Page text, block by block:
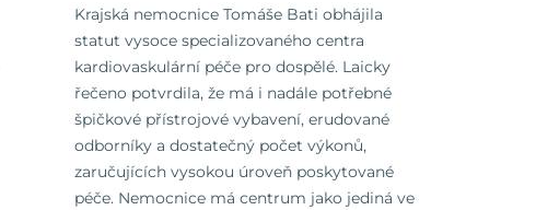
Krajská nemocnice Tomáše Bati obhájila
statut vysoce specializovaného centra
kardiovaskulární péče pro dospělé. Laicky
řečeno potvrdila, že má i nadále potřebné
špičkové přístrojové vybavení, erudované
odborníky a dostatečný počet výkonů,
zaručujících vysokou úroveň poskytované
péče. Nemocnice má centrum jako jediná ve